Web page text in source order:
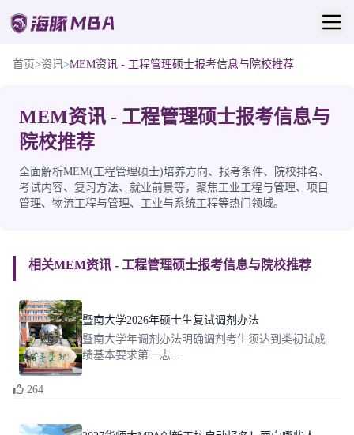
首页>资讯>MEM资讯 - 工程管理硕士报考信息与院校推荐
MEM资讯 - 工程管理硕士报考信息与
院校推荐
全面解析MEM(工程管理硕士)培养方向、报考条件、院校排名、
考试内容、复习方法、就业前景等，聚焦工业工程与管理、项目
管理、物流工程与管理、工业与系统工程等热门领域。
相关MEM资讯 - 工程管理硕士报考信息与院校推荐
暨南大学2026年硕士生复试调剂办法
暨南大学年调剂办法明确调剂考生须达到类初试成
绩基本要求第一志...
264